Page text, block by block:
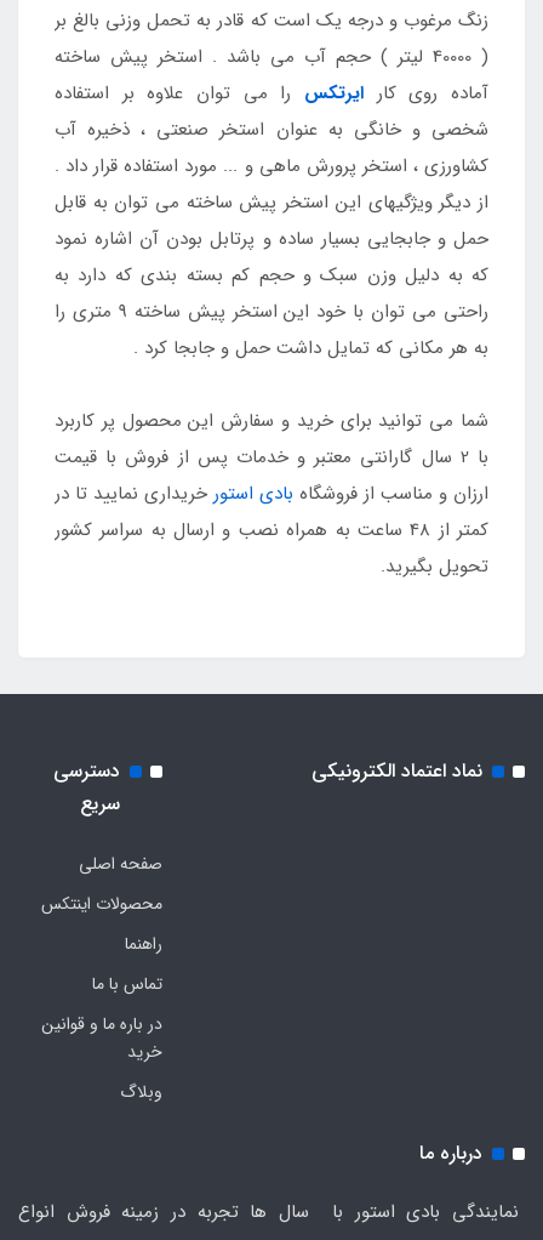
زنگ مرغوب و درجه یک است که قادر به تحمل وزنی بالغ بر
( 40000 لیتر ) حجم آب می باشد . استخر پیش ساخته
آماده روی کار ایرتکس را می توان علاوه بر استفاده
شخصی و خانگی به عنوان استخر صنعتی ، ذخیره آب
کشاورزی ، استخر پرورش ماهی و ... مورد استفاده قرار داد .
از دیگر ویژگیهای این استخر پیش ساخته می توان به قابل
حمل و جابجایی بسیار ساده و پرتابل بودن آن اشاره نمود
که به دلیل وزن سبک و حجم کم بسته بندی که دارد به
راحتی می توان با خود این استخر پیش ساخته 9 متری را
به هر مکانی که تمایل داشت حمل و جابجا کرد .
شما می توانید برای خرید و سفارش این محصول پر کاربرد
با 2 سال گارانتی معتبر و خدمات پس از فروش با قیمت
ارزان و مناسب از فروشگاه بادی استور خریداری نمایید تا در
کمتر از 48 ساعت به همراه نصب و ارسال به سراسر کشور
تحویل بگیرید.
نماد اعتماد الکترونیکی
دسترسی
سریع
صفحه اصلی
محصولات اینتکس
راهنما
تماس با ما
در باره ما و قوانین
خرید
وبلاگ
درباره ما
نمایندگی بادی استور با سال ها تجربه در زمینه فروش انواع